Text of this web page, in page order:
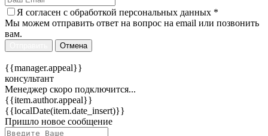
Я согласен c обработкой персональных данных *
Мы можем отправить ответ на вопрос на email или позвонить
вам.
Отмена
{{manager.appeal}}
консультант
Менеджер скоро подключится...
{{item.author.appeal}}
{{localDate(item.date_insert)}}
Пришло новое сообщение